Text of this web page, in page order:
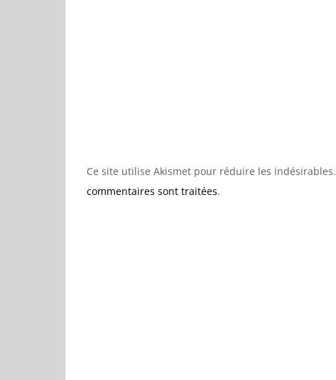
Ce site utilise Akismet pour réduire les indésirables.
commentaires sont traitées.